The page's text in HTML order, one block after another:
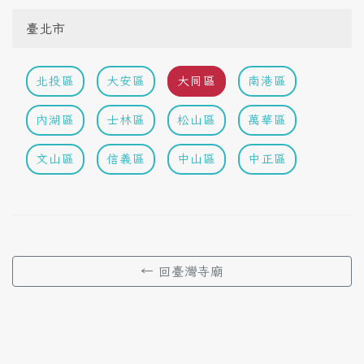
臺北市
北投區 大安區 大同區 南港區
內湖區 士林區 松山區 萬華區
文山區 信義區 中山區 中正區
← 回臺灣寺廟